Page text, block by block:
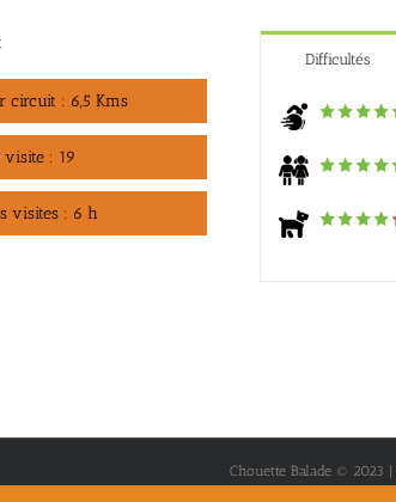
circuit : 6,5 Kms
visite : 19
visites : 6 h
Difficultés
Chouette Balade © 2023 |